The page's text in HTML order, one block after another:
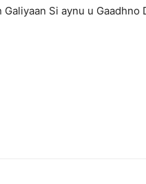
Si aynu u